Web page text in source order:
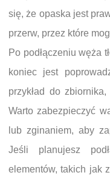
się, że opaska jest
przerw, przez które
Po podłączeniu węża
koniec jest
przykład do
Warto zabezpieczyć
lub zginaniem, aby
Jeśli planujesz
elementów, takich jak